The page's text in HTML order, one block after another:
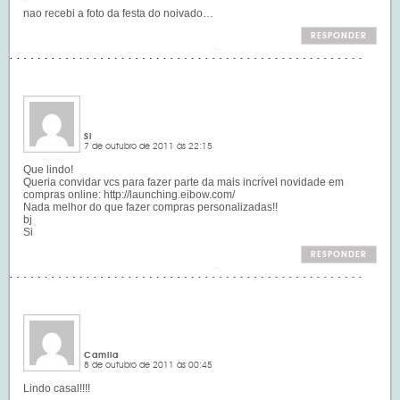
nao recebi a foto da festa do noivado…
RESPONDER
Si
7 de outubro de 2011 às 22:15
Que lindo!
Queria convidar vcs para fazer parte da mais incrível novidade em
compras online:http://launching.eibow.com/
Nada melhor do que fazer compras personalizadas!!
bj
Si
RESPONDER
Camila
8 de outubro de 2011 às 00:45
Lindo casal!!!!